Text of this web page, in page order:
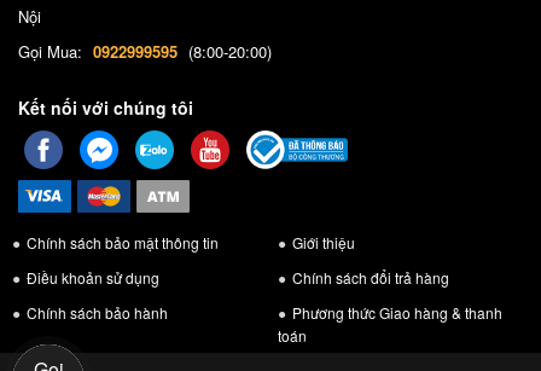
Nội
Gọi Mua: 0922999595 (8:00-20:00)
Kết nối với chúng tôi
Chính sách bảo mật thông tin
Giới thiệu
Điều khoản sử dụng
Chính sách đổi trả hàng
Chính sách bảo hành
Phương thức Giao hàng & thanh
toán